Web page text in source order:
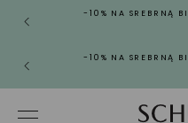
-10% NA SREBRNĄ
-10% NA SREBRNĄ